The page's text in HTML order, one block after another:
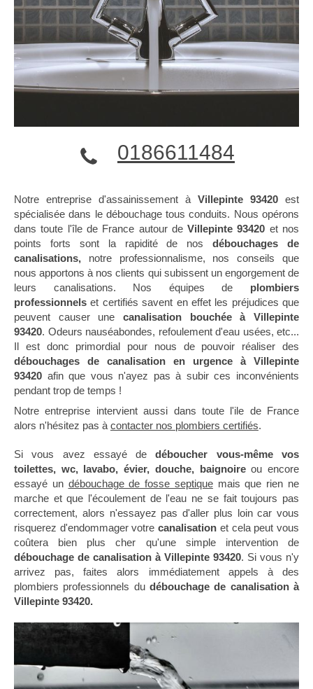
0186611484
Notre entreprise d'assainissement à Villepinte 93420 est
spécialisée dans le débouchage tous conduits. Nous opérons
dans toute l'île de France autour deVillepinte 93420 et nos
points forts sont la rapidité de nosdébouchages de
canalisations, notre professionnalisme, nos conseils que
nous apportons à nos clients qui subissent un engorgement de
leurs canalisations. Nos équipes de plombiers
professionnels et certifiés savent en effet les préjudices que
peuvent causer une canalisation bouchée à Villepinte
93420. Odeurs nauséabondes, refoulement d'eau usées, etc...
Il est donc primordial pour nous de pouvoir réaliser des
débouchages de canalisation en urgence à Villepinte
93420 afin que vous n'ayez pas à subir ces inconvénients
pendant trop de temps !
Notre entreprise intervient aussi dans toute l'ile de France
alors n'hésitez pas à contacter nos plombiers certifiés.
Si vous avez essayé dedéboucher vous-même vos
toilettes, wc, lavabo, évier, douche, baignoireou encore
essayé un débouchage de fosse septiquemais que rien ne
marche et que l'écoulement de l'eau ne se fait toujours pas
correctement, alors n'essayez pas d'aller plus loin car vous
risquerez d'endommager votrecanalisation et cela peut vous
coûtera bien plus cher qu'une simple intervention de
débouchage de canalisation à Villepinte 93420. Si vous n'y
arrivez pas, faites alors immédiatement appels à des
plombiers professionnels du débouchage de canalisation à
Villepinte 93420.